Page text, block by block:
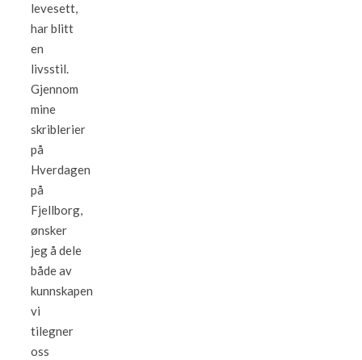
levesett,
har blitt
en
livsstil.
Gjennom
mine
skriblerier
på
Hverdagen
på
Fjellborg,
ønsker
jeg å dele
både av
kunnskapen
vi
tilegner
oss